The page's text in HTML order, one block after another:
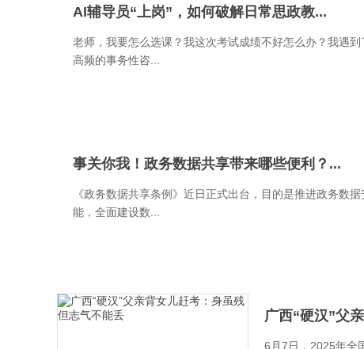
AI辅导员“上岗”，如何破解日常思政教...
老师，我要怎么选课？我这次考试成绩不好怎么办？我遇
高频的事务性咨...
事关你我！政务数据共享带来哪些便利？...
《政务数据共享条例》近日正式出台，目的是推进政务数
能，全面建设数...
广西“硬汉”父
6月7日，2025年全